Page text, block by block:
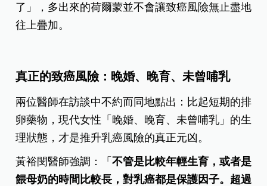
了」，多出來的荷爾蒙並不會讓致癌風險無止盡地
往上疊加。
真正的致癌風險：晚婚、晚育、未曾哺乳
兩位醫師在訪談中不約而同地點出：比起短期的排
卵藥物，現代女性「晚婚、晚育、未曾哺乳」的生
理狀態，才是推升乳癌風險的真正元凶。
黃裕閔醫師強調：「不管是比較年輕生育，或者是
餵母奶的時間比較長，對乳癌都是保護因子。超過